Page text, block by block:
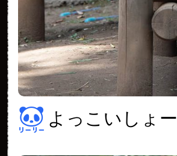
よっこいしょー